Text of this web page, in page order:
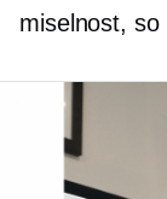
miselnost, so